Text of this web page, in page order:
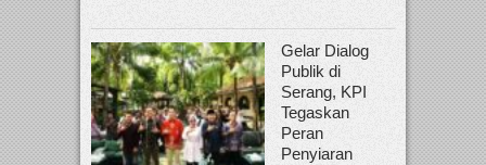
Gelar Dialog
Publik di
Serang, KPI
Tegaskan
Peran
Penyiaran